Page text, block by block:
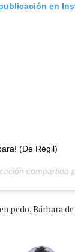
en
(De Régil)
compartida
pedo, Bárbara